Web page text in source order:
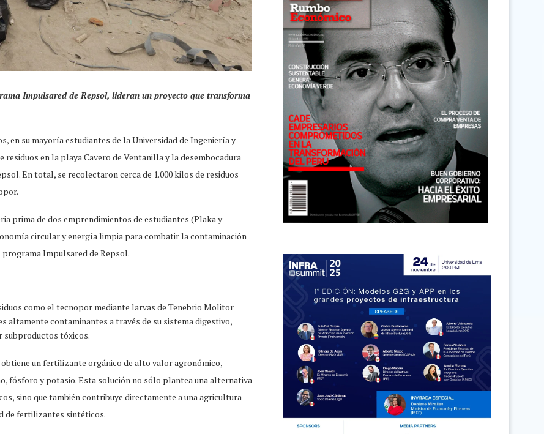
Impulsared de Repsol, lideran un proyecto que transforma
en su mayoría estudiantes de la Universidad de Ingeniería y
en la playa Cavero de Ventanilla y la desembocadura
En total, se recolectaron cerca de 1.000 kilos de residuos
prima de dos emprendimientos de estudiantes (Plaka y
circular y energía limpia para combatir la contaminación
Impulsared de Repsol.
como el tecnopor mediante larvas de Tenebrio Molitor
altamente contaminantes a través de su sistema digestivo,
subproductos tóxicos.
un fertilizante orgánico de alto valor agronómico,
fósforo y potasio. Esta solución no sólo plantea una alternativa
sino que también contribuye directamente a una agricultura
de fertilizantes sintéticos.